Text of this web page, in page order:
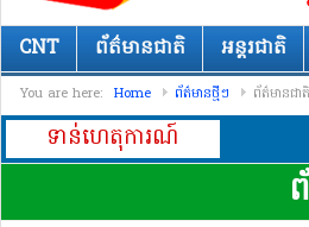
CNT ព័ត៌មានជាតិ អន្តរជាតិ
You are here: Home ព័ត៌មានថ្មីៗ ព័ត៌មានជាតិ
ទាន់ហេតុការណ៍